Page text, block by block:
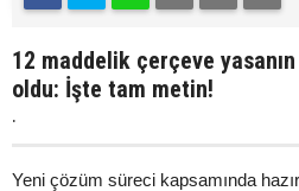
12 maddelik çerçeve
oldu: İşte tam metin!
.
Yeni çözüm süreci kapsamında